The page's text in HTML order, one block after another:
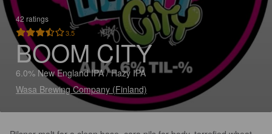
42 ratings
3.5
BOOM CITY
6.0% New England IPA / Hazy IPA
Wasa Brewing Company (Finland)